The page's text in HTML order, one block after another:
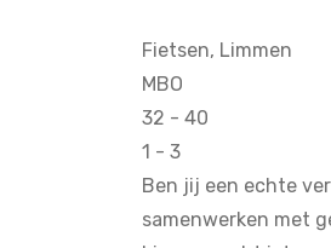
Fietsen, Limmen
MBO
32 - 40
1 - 3
Ben jij een echte
samenwerken met